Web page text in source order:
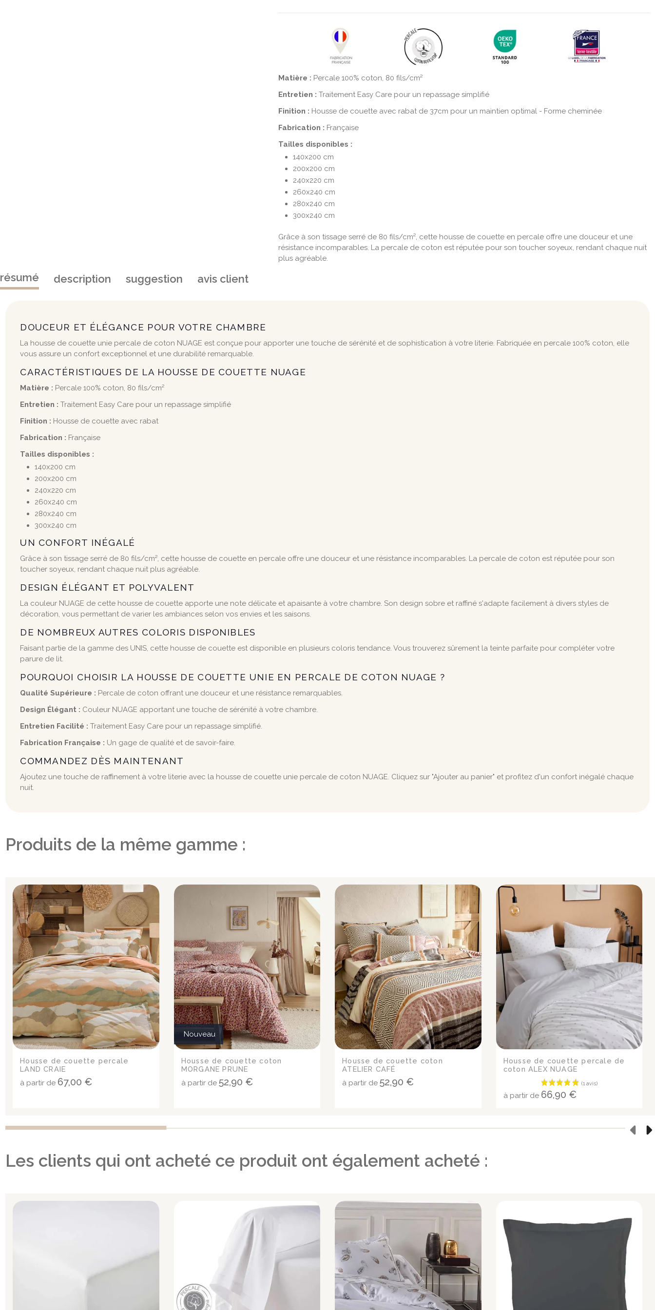
Matière : Percale 100% coton, 80 fils/cm²
Entretien : Traitement Easy Care pour un repassage simplifié
Finition : Housse de couette avec rabat de 37cm pour un maintien optimal - Forme cheminée
Fabrication : Française
Tailles disponibles :
140x200 cm
200x200 cm
240x220 cm
260x240 cm
280x240 cm
300x240 cm
Grâce à son tissage serré de 80 fils/cm², cette housse de couette en percale offre une douceur et une
résistance incomparables. La percale de coton est réputée pour son toucher soyeux, rendant chaque nuit
plus agréable.
résumé description suggestion avis client
DOUCEUR ET ÉLÉGANCE POUR VOTRE CHAMBRE
La housse de couette unie percale de coton NUAGE est conçue pour apporter une touche de sérénité et de sophistication à votre literie. Fabriquée en percale 100% coton, elle
vous assure un confort exceptionnel et une durabilité remarquable.
CARACTÉRISTIQUES DE LA HOUSSE DE COUETTE NUAGE
Matière : Percale 100% coton, 80 fils/cm²
Entretien : Traitement Easy Care pour un repassage simplifié
Finition : Housse de couette avec rabat
Fabrication : Française
Tailles disponibles :
140x200 cm
200x200 cm
240x220 cm
260x240 cm
280x240 cm
300x240 cm
UN CONFORT INÉGALÉ
Grâce à son tissage serré de 80 fils/cm², cette housse de couette en percale offre une douceur et une résistance incomparables. La percale de coton est réputée pour son
toucher soyeux, rendant chaque nuit plus agréable.
DESIGN ÉLÉGANT ET POLYVALENT
La couleur NUAGE de cette housse de couette apporte une note délicate et apaisante à votre chambre. Son design sobre et raffiné s'adapte facilement à divers styles de
décoration, vous permettant de varier les ambiances selon vos envies et les saisons.
DE NOMBREUX AUTRES COLORIS DISPONIBLES
Faisant partie de la gamme des UNIS, cette housse de couette est disponible en plusieurs coloris tendance. Vous trouverez sûrement la teinte parfaite pour compléter votre
parure de lit.
POURQUOI CHOISIR LA HOUSSE DE COUETTE UNIE EN PERCALE DE COTON NUAGE ?
Qualité Supérieure : Percale de coton offrant une douceur et une résistance remarquables.
Design Élégant : Couleur NUAGE apportant une touche de sérénité à votre chambre.
Entretien Facilité : Traitement Easy Care pour un repassage simplifié.
Fabrication Française : Un gage de qualité et de savoir-faire.
COMMANDEZ DÈS MAINTENANT
Ajoutez une touche de raffinement à votre literie avec la housse de couette unie percale de coton NUAGE. Cliquez sur "Ajouter au panier" et profitez d'un confort inégalé chaque
nuit.
Produits de la même gamme :
Housse de couette percale
LAND CRAIE
à partir de 67,00 €
Nouveau
Housse de couette coton
MORGANE PRUNE
à partir de 52,90 €
Housse de couette coton
ATELIER CAFÉ
à partir de52,90 €
Housse de couette percale de
coton ALEX NUAGE
à partir de 66,90 €
Les clients qui ont acheté ce produit ont également acheté :